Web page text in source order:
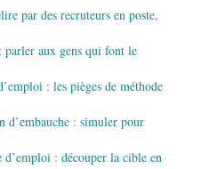
par des recruteurs en poste,
parler aux gens qui font le
: les pièges de méthode
d’embauche : simuler pour
: découper la cible en